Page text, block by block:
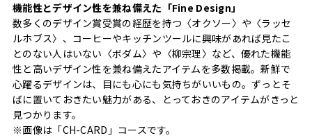
機能性とデザイン性を兼ね備えた「Fine Design」
数多くのデザイン賞受賞の経歴を持つ〈オクソー〉や〈ラッセ
ルホブス〉、コーヒーやキッチンツールに興味があれば見たこ
とのない人はいない〈ボダム〉や〈柳宗理〉など、優れた機能
性と高いデザイン性を兼ね備えたアイテムを多数掲載。新鮮で
心躍るデザインは、目にも心にも気持ちがいいもの。ずっとそ
ばに置いておきたい魅力がある、とっておきのアイテムがきっと
見つかります。
※画像は「CH-CARD」コースです。